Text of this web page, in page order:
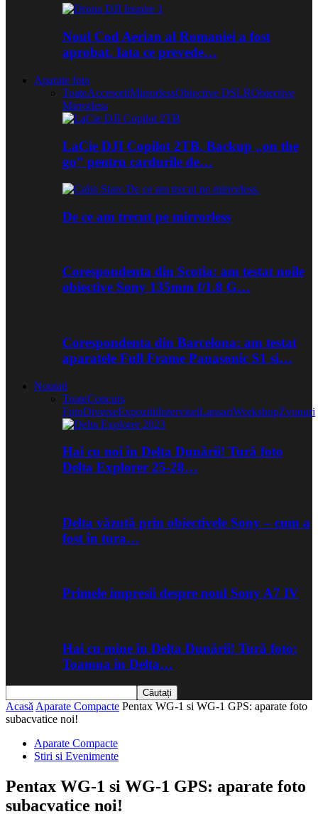
Noul Cod Aerian al Romaniei a fost
aprobat. Iata ce prevede…
Aparate foto
ToateAccesoriiMirrorlessObiective DSLRObiective
Mirrorless
LaCie DJI Copilot 2TB. Backup „on the
go” pentru cardurile de…
De ce am trecut pe mirrorless
Corespondenta din Scotia: am testat noile
obiective Sony 135mm f/1.8 G…
Corespondenta din Barcelona: am testat
aparatele Full Frame Panasonic S1 si…
Noutati
ToateConcurs
FotoDiverseExpozitiiInterviuriLansariWorkshopZvonuri
Hai cu noi în Delta Dunării! Tură foto
Delta Explorer 25-28…
Delta văzută prin obiectivele Sony – cum a
fost în tura…
Primele impresii despre noul Sony A7 IV
Hai cu mine în Delta Dunării! Tură foto:
Toamna în Delta…
Acasă Aparate Compacte Pentax WG-1 si WG-1 GPS: aparate foto
subacvatice noi!
Aparate Compacte
Stiri si Evenimente
Pentax WG-1 si WG-1 GPS: aparate foto
subacvatice noi!